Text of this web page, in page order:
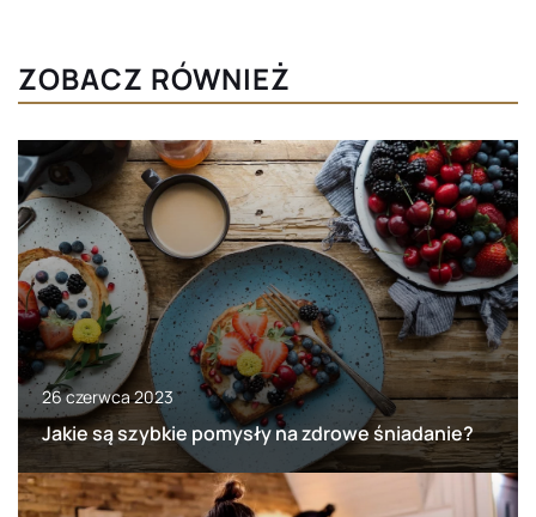
ZOBACZ RÓWNIEŻ
26 czerwca 2023
Jakie są szybkie pomysły na zdrowe śniadanie?